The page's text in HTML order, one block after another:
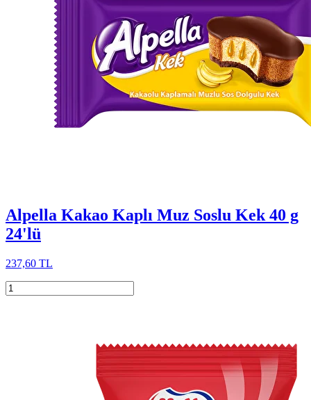
Alpella Kakao Kaplı Muz Soslu Kek 40 g
24'lü
237,60 TL